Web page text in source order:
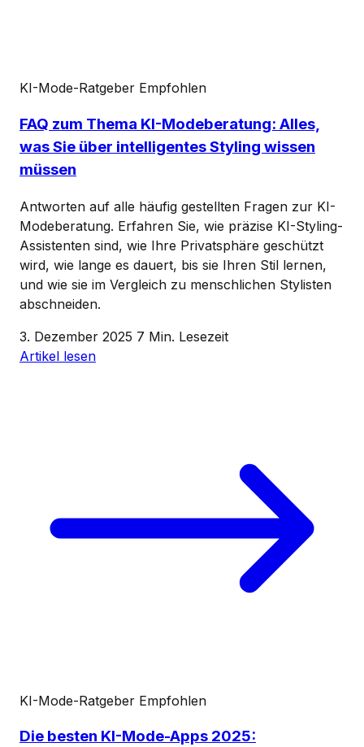
KI-Mode-Ratgeber Empfohlen
FAQ zum Thema KI-Modeberatung: Alles,
was Sie über intelligentes Styling wissen
müssen
Antworten auf alle häufig gestellten Fragen zur KI-
Modeberatung. Erfahren Sie, wie präzise KI-Styling-
Assistenten sind, wie Ihre Privatsphäre geschützt
wird, wie lange es dauert, bis sie Ihren Stil lernen,
und wie sie im Vergleich zu menschlichen Stylisten
abschneiden.
3. Dezember 2025 7 Min. Lesezeit
Artikel lesen
KI-Mode-Ratgeber Empfohlen
Die besten KI-Mode-Apps 2025: